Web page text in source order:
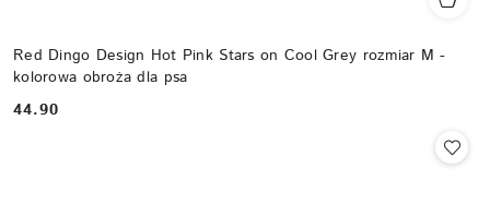
Red Dingo Design Hot Pink Stars on Cool Grey rozmiar M -
kolorowa obroża dla psa
Cena:
44.90